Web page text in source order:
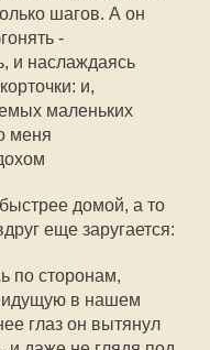
шагов. А он
-
и наслаждаясь
и,
маленьких
меня
домой, а то
еще заругается:
по сторонам,
идущую в нашем
глаз он вытянул